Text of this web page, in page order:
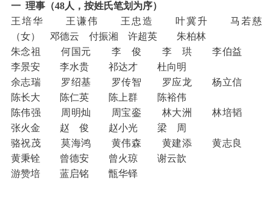
一 理事（48人，按姓氏笔划为序）
王培华 王谦伟 王忠造 叶冀升 马若慈
（女） 邓德云 付振湘 许超英 朱柏林
朱念祖 何国元 李 俊 李 珙 李伯益
李景安 李水贵 祁达才 杜向明
余志瑞 罗绍基 罗传智 罗应龙 杨立信
陈长大 陈仁英 陈上群 陈裕伟
陈伟强 周明灿 周宝銮 林大洲 林培韬
张火金 赵 俊 赵小光 梁 周
骆祝茂 莫海鸿 黄伟森 黄建添 黄志良
黄秉铨 曾德安 曾火琼 谢云歆
游赞培 蓝启铭 甑华铎